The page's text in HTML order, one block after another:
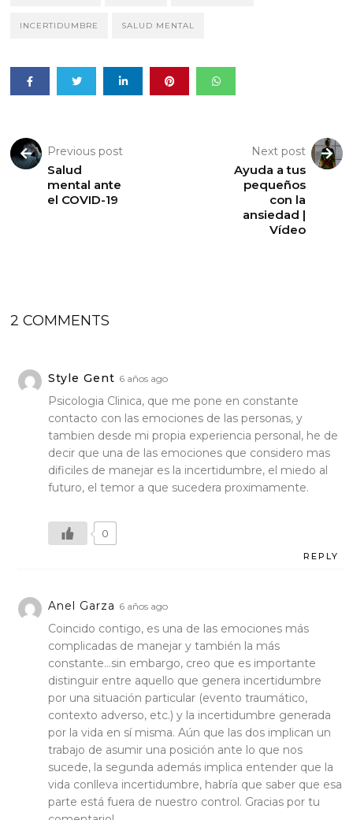
INCERTIDUMBRE SALUD MENTAL
Previous post
Salud
mental ante
el COVID-19
Next post
Ayuda a tus
pequeños
con la
ansiedad |
Vídeo
2 COMMENTS
Style Gent 6 años ago
REPLY
Psicologia Clinica, que me pone en constante
contacto con las emociones de las personas, y
tambien desde mi propia experiencia personal, he de
decir que una de las emociones que considero mas
dificiles de manejar es la incertidumbre, el miedo al
futuro, el temor a que sucedera proximamente.
0
Anel Garza 6 años ago
Coincido contigo, es una de las emociones más
complicadas de manejar y también la más
constante…sin embargo, creo que es importante
distinguir entre aquello que genera incertidumbre
por una situación particular (evento traumático,
contexto adverso, etc.) y la incertidumbre generada
por la vida en sí misma. Aún que las dos implican un
trabajo de asumir una posición ante lo que nos
sucede, la segunda además implica entender que la
vida conlleva incertidumbre, habría que saber que esa
parte está fuera de nuestro control. Gracias por tu